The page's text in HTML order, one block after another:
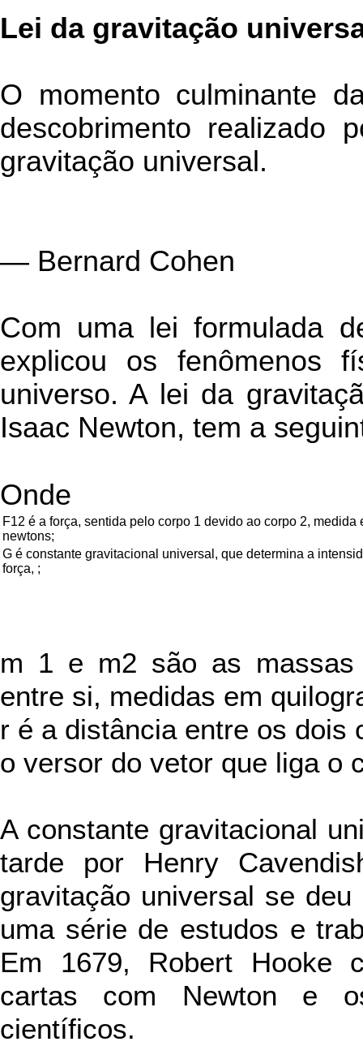
Lei da gravitação
O momento culminante
descobrimento realizado
gravitação universal.
— Bernard Cohen
Com uma lei formulada
explicou os fenômenos
universo. A lei da
Isaac Newton, tem a
Onde
F12 é a força, sentida pelo corpo 1 devido ao corpo 2, medida
newtons;
G é constante gravitacional universal, que determina a
força, ;
m 1 e m2 são as
entre si, medidas em
r é a distância entre os dois
o versor do vetor que liga o
A constante gravitacional
tarde por Henry
gravitação universal se
uma série de estudos e
Em 1679, Robert Hooke
cartas com Newton e
científicos.